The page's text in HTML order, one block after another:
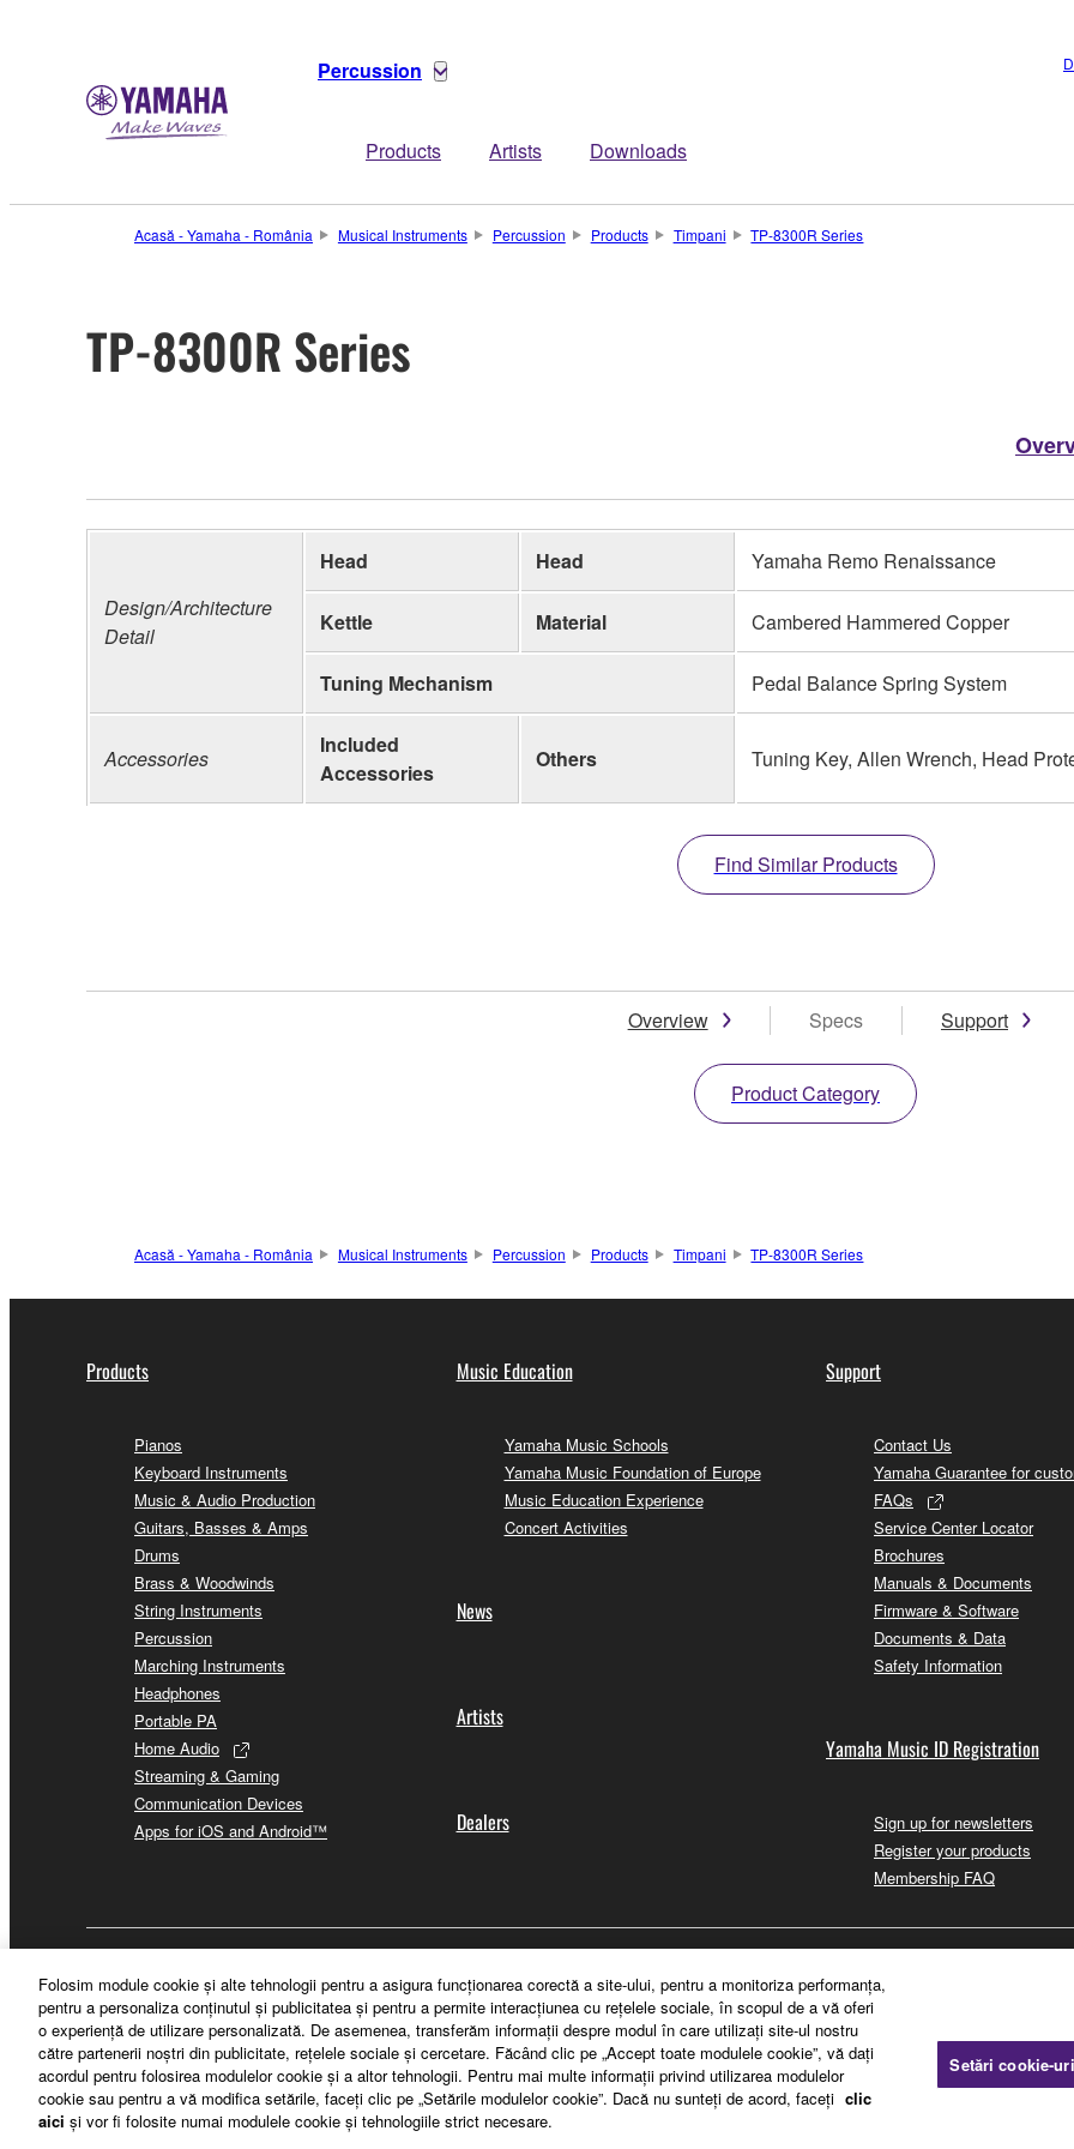
Percussion
Products Artists Downloads
Acasă - Yamaha - România Musical Instruments Percussion Products Timpani TP-8300R Series
TP-8300R Series
Design/Architecture
Detail
Head Head Yamaha Remo Renaissance
Kettle Material Cambered Hammered Copper
Tuning Mechanism Pedal Balance Spring System
Accessories
Included
Accessories
Others Tuning Key, Allen Wrench, Head
Find Similar Products
Overview Specs Support
Product Category
Acasă - Yamaha - România Musical Instruments Percussion Products Timpani TP-8300R Series
Products
Pianos
Keyboard Instruments
Music & Audio Production
Guitars, Basses & Amps
Drums
Brass & Woodwinds
String Instruments
Percussion
Marching Instruments
Headphones
Portable PA
Home Audio
Streaming & Gaming
Communication Devices
Apps for iOS and Android™
Music Education
Yamaha Music Schools
Yamaha Music Foundation of Europe
Music Education Experience
Concert Activities
News
Artists
Dealers
Support
Contact Us
Yamaha Guarantee for
FAQs
Service Center Locator
Brochures
Manuals & Documents
Firmware & Software
Documents & Data
Safety Information
Yamaha Music ID Registration
Sign up for newsletters
Register your products
Membership FAQ
Folosim module cookie şi alte tehnologii pentru a asigura funcţionarea corectă a site-ului, pentru a monitoriza performanţa,
pentru a personaliza conţinutul şi publicitatea şi pentru a permite interacţiunea cu reţelele sociale, în scopul de a vă oferi
o experienţă de utilizare personalizată. De asemenea, transferăm informaţii despre modul în care utilizaţi site-ul nostru
către partenerii noştri din publicitate, reţelele sociale şi cercetare. Făcând clic pe „Accept toate modulele cookie”, vă daţi
acordul pentru folosirea modulelor cookie şi a altor tehnologii. Pentru mai multe informaţii privind utilizarea modulelor
cookie sau pentru a vă modifica setările, faceţi clic pe „Setările modulelor cookie”. Dacă nu sunteţi de acord, faceţi clic
aici şi vor fi folosite numai modulele cookie şi tehnologiile strict necesare.
Setări cookie-uri